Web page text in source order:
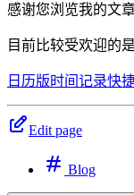
感谢您浏览我的文
目前比较受欢迎的
日历版时间记录快
Edit page
Blog